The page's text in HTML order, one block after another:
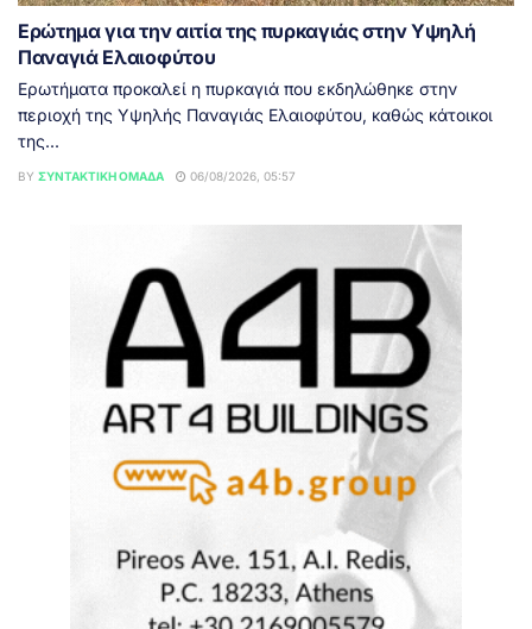
Ερώτημα για την αιτία της πυρκαγιάς στην Υψηλή
Παναγιά Ελαιοφύτου
Ερωτήματα προκαλεί η πυρκαγιά που εκδηλώθηκε στην
περιοχή της Υψηλής Παναγιάς Ελαιοφύτου, καθώς κάτοικοι
της...
BY ΣΥΝΤΑΚΤΙΚΉ ΟΜΆΔΑ 06/08/2026, 05:57